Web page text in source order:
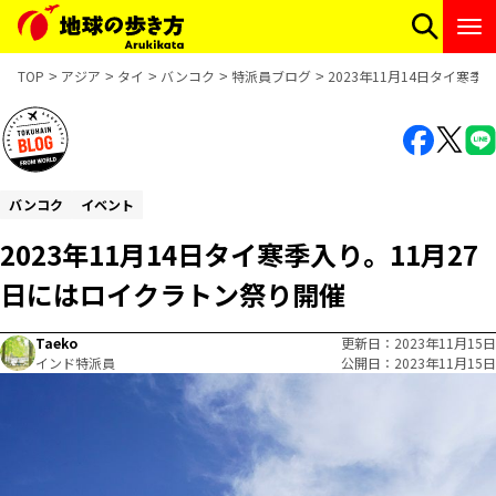
TOP アジア タイ バンコク 特派員ブログ 2023年11月14日タイ寒季
バンコク イベント
2023年11月14日タイ寒季入り。11月27
日にはロイクラトン祭り開催
Taeko
インド特派員
更新日
2023年11月15日
公開日
2023年11月15日